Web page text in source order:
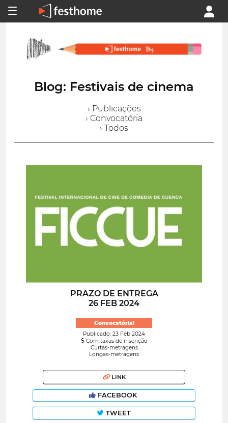
Blog: Festivais de cinema
› Publicações
› Convocatória
› Todos
PRAZO DE ENTREGA
26 FEB 2024
Convocatória!
Publicado: 23 Feb 2024
Com taxas de inscrição
Curtas-metragens
Longas-metragens
LINK
FACEBOOK
TWEET